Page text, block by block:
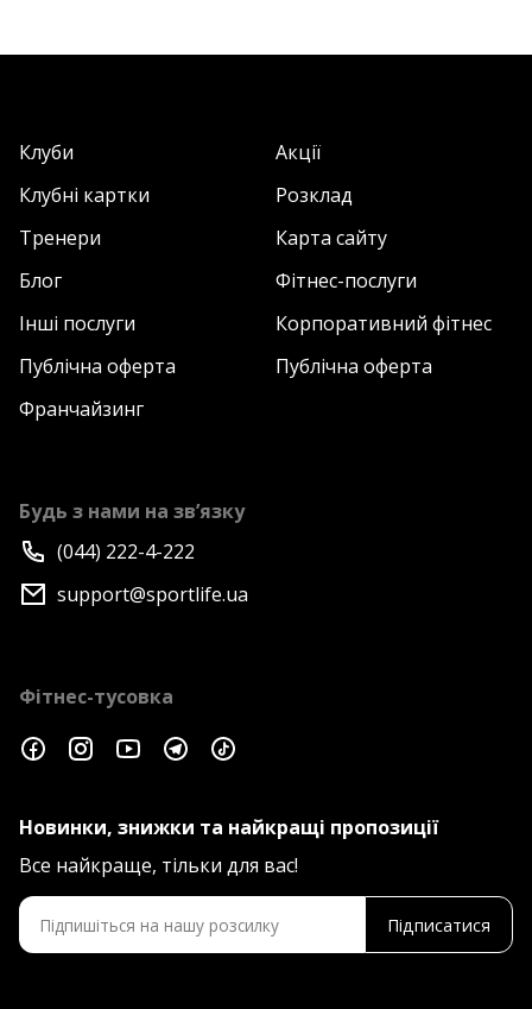
Клуби
Акції
Клубні картки
Розклад
Тренери
Карта сайту
Блог
Фітнес-послуги
Інші послуги
Корпоративний фітнес
Публічна оферта
Публічна оферта
Франчайзинг
Будь з нами на зв’язку
(044) 222-4-222
support@sportlife.ua
Фітнес-тусовка
Новинки, знижки та найкращі пропозиції
Все найкраще, тільки для вас!
Підписатися